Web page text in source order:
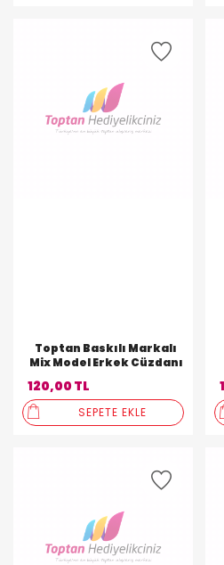
Toptan Baskılı Markalı
Mix Model Erkek Cüzdanı
120,00 TL
SEPETE EKLE